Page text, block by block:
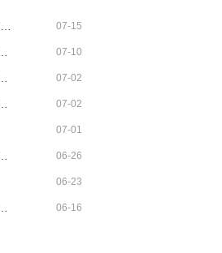
07-15
07-10
07-02
07-02
07-01
06-26
06-23
06-16